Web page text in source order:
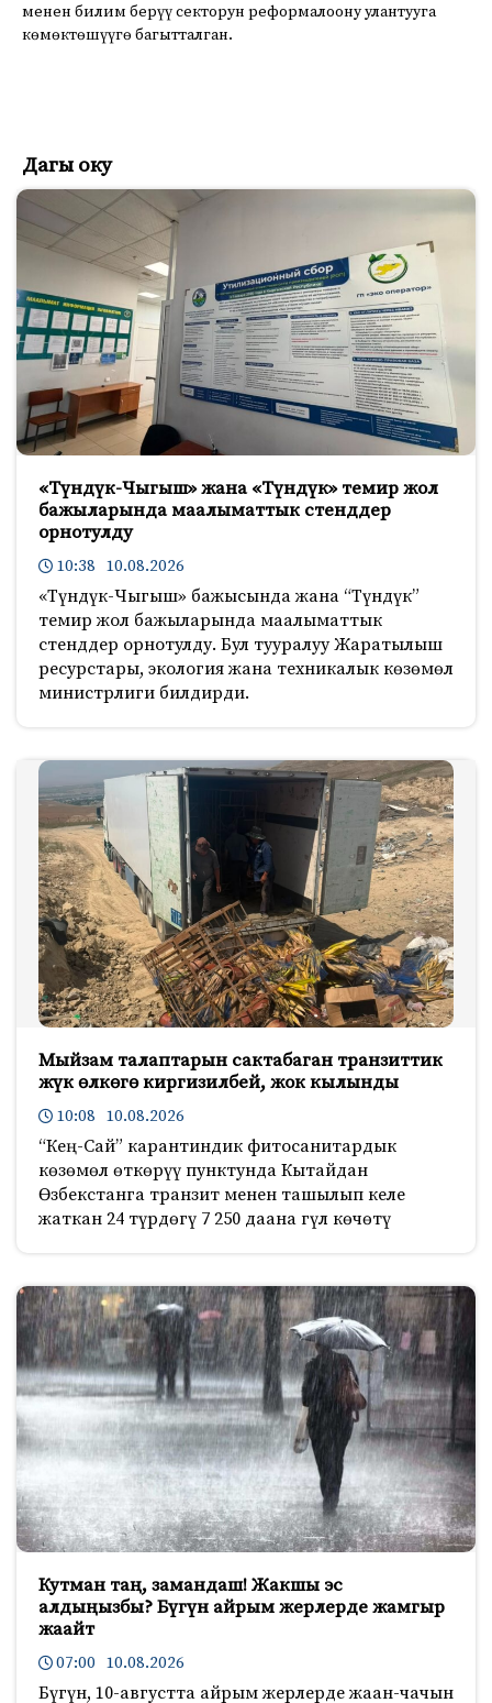
менен билим берүү секторун реформалоону улантууга
көмөктөшүүгө багытталган.
Дагы оку
«Түндүк-Чыгыш» жана «Түндүк» темир жол
бажыларында маалыматтык стенддер
орнотулду
10:38 10.08.2026
«Түндүк-Чыгыш» бажысында жана “Түндүк”
темир жол бажыларында маалыматтык
стенддер орнотулду. Бул тууралуу Жаратылыш
ресурстары, экология жана техникалык көзөмөл
министрлиги билдирди.
Мыйзам талаптарын сактабаган транзиттик
жүк өлкөгө киргизилбей, жок кылынды
10:08 10.08.2026
“Кең-Сай” карантиндик фитосанитардык
көзөмөл өткөрүү пунктунда Кытайдан
Өзбекстанга транзит менен ташылып келе
жаткан 24 түрдөгү 7 250 даана гүл көчөтү
Кутман таң, замандаш! Жакшы эс
алдыңызбы? Бүгүн айрым жерлерде жамгыр
жаайт
07:00 10.08.2026
Бүгүн, 10-августта айрым жерлерде жаан-чачын